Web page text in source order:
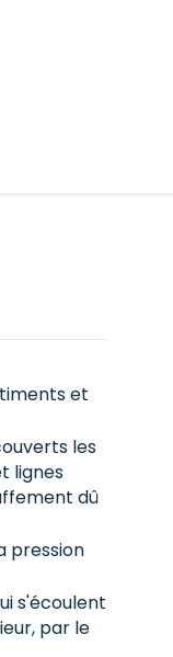
et
les
lignes
dû
pression
s'écoulent
par le